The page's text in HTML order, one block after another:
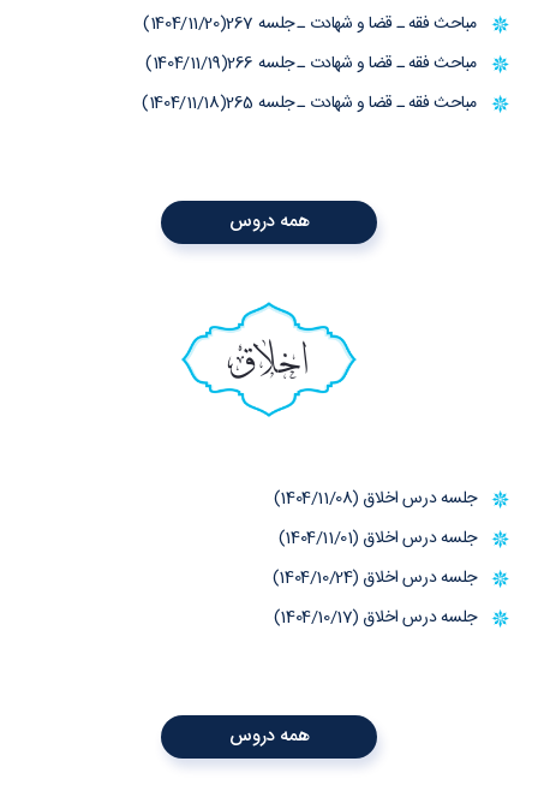
مباحث فقه ـ قضا و شهادت ـ جلسه 267(1404/11/20)
مباحث فقه ـ قضا و شهادت ـ جلسه 266(1404/11/19)
مباحث فقه ـ قضا و شهادت ـ جلسه 265(1404/11/18)
همه دروس
اخلاق
جلسه درس اخلاق (1404/11/08)
جلسه درس اخلاق (1404/11/01)
جلسه درس اخلاق (1404/10/24)
جلسه درس اخلاق (1404/10/17)
همه دروس